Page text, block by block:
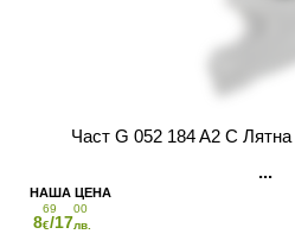
Част G 052 184 A2 С Лятна
8
69
€/17
00
лв.